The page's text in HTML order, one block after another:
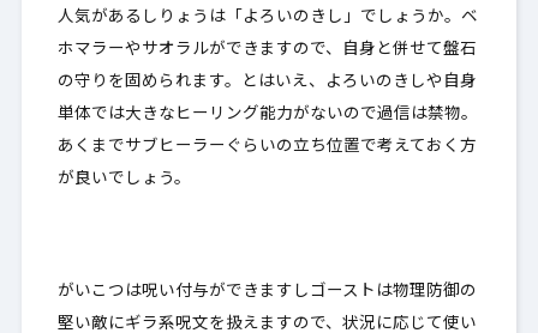
人気があるしりょうは「よろいのきし」でしょうか。ベ
ホマラーやサオラルができますので、自身と併せて盤石
の守りを固められます。とはいえ、よろいのきしや自身
単体では大きなヒーリング能力がないので過信は禁物。
あくまでサブヒーラーぐらいの立ち位置で考えておく方
が良いでしょう。
がいこつは呪い付与ができますしゴーストは物理防御の
堅い敵にギラ系呪文を扱えますので、状況に応じて使い